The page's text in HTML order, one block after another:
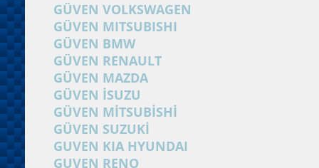
GÜVEN VOLKSWAGEN
GÜVEN MITSUBISHI
GÜVEN BMW
GÜVEN RENAULT
GÜVEN MAZDA
GÜVEN İSUZU
GÜVEN MİTSUBİSHİ
GÜVEN SUZUKİ
GUVEN KIA HYUNDAI
GUVEN RENO